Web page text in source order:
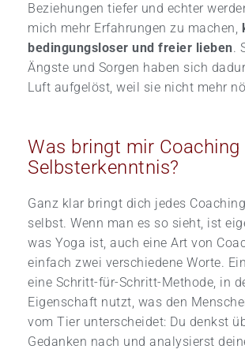
Beziehungen tiefer und echter
mich mehr Erfahrungen zu machen,
bedingungsloser und freier lieben.
Ängste und Sorgen haben sich
Luft aufgelöst, weil sie nicht mehr
Was bringt mir Coaching
Selbsterkenntnis?
Ganz klar bringt dich jedes
selbst. Wenn man es so sieht, ist
was Yoga ist, auch eine Art von
einfach zwei verschiedene Worte.
eine Schritt-für-Schritt-Methode, in
Eigenschaft nutzt, was den
vom Tier unterscheidet: Du denkst
Gedanken nach und analysierst